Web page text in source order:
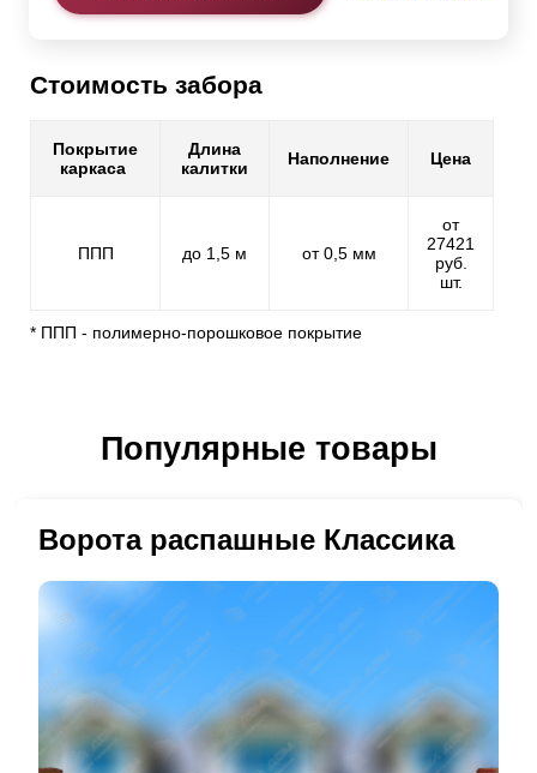
Стоимость забора
Покрытие
каркаса
Длина
калитки
Наполнение Цена
ППП до 1,5 м от 0,5 мм
от
27421
руб.
шт.
* ППП - полимерно-порошковое покрытие
Популярные товары
Ворота распашные Классика